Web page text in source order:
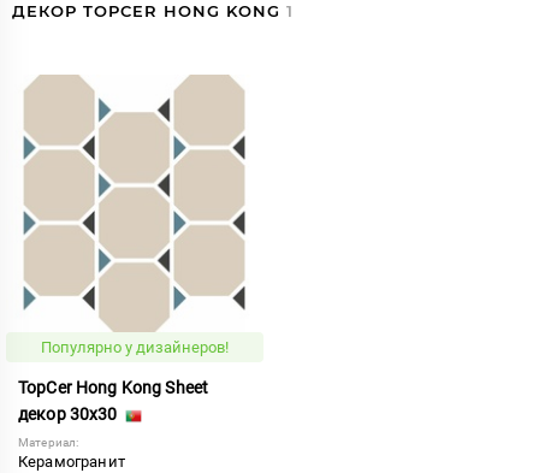
ДЕКОР TOPCER HONG KONG 1
Популярно у дизайнеров!
TopCer Hong Kong Sheet
декор 30x30
Материал:
Керамогранит